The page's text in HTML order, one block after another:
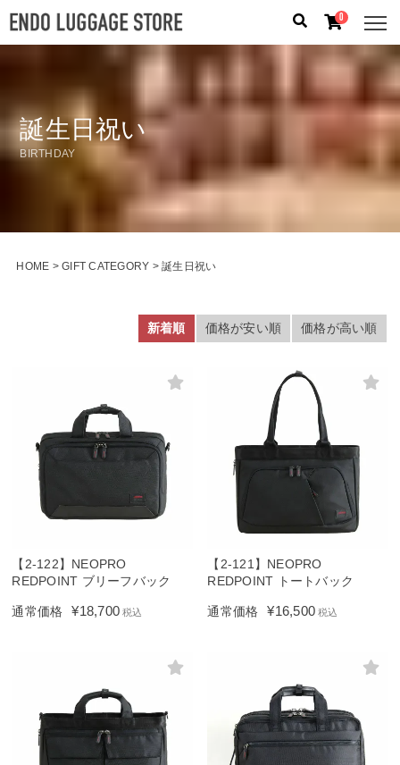
人気のキーワード： 誕生日プレゼント /
フリクエン タ
ー/機内持込
カテゴリから探す
ブランドから探す
円 〜 円
0
誕生日祝い
BIRTHDAY
HOME GIFT CATEGORY 誕生日祝い
価格が安い順 価格が高い順
新着順
【2-122】NEOPRO
REDPOINT ブリーフバック
通常価格 ¥18,700 税込
【2-121】NEOPRO
REDPOINT トートバック
通常価格 ¥16,500 税込